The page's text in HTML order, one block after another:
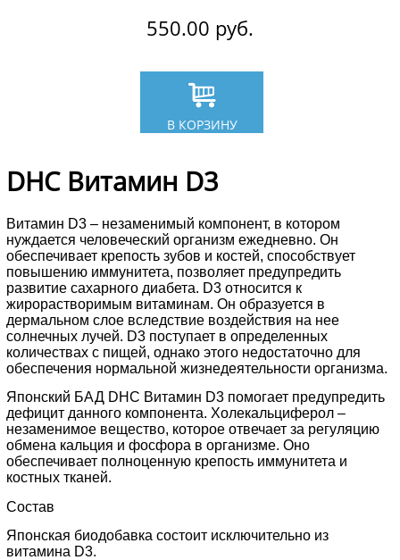
550.00 руб.
В КОРЗИНУ
DHC Витамин D3
Витамин D3 – незаменимый компонент, в котором
нуждается человеческий организм ежедневно. Он
обеспечивает крепость зубов и костей, способствует
повышению иммунитета, позволяет предупредить
развитие сахарного диабета. D3 относится к
жирорастворимым витаминам. Он образуется в
дермальном слое вследствие воздействия на нее
солнечных лучей. D3 поступает в определенных
количествах с пищей, однако этого недостаточно для
обеспечения нормальной жизнедеятельности организма.
Японский БАД DHC Витамин D3 помогает предупредить
дефицит данного компонента. Холекальциферол –
незаменимое вещество, которое отвечает за регуляцию
обмена кальция и фосфора в организме. Оно
обеспечивает полноценную крепость иммунитета и
костных тканей.
Состав
Японская биодобавка состоит исключительно из
витамина D3.